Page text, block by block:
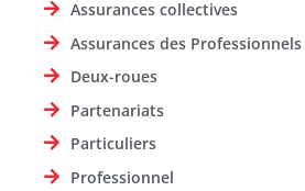
Assurances collectives
Assurances des Professionnels
Deux-roues
Partenariats
Particuliers
Professionnel